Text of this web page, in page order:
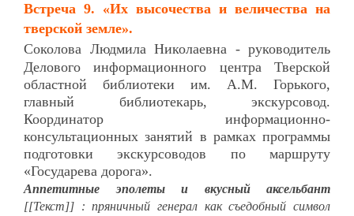
Встреча 9. «Их высочества и величества на
тверской земле».
Соколова Людмила Николаевна - руководитель
Делового информационного центра Тверской
областной библиотеки им. А.М. Горького,
главный библиотекарь, экскурсовод.
Координатор информационно-
консультационных занятий в рамках программы
подготовки экскурсоводов по маршруту
«Государева дорога».
Аппетитные эполеты и вкусный аксельбант
[[Текст]] : пряничный генерал как съедобный символ